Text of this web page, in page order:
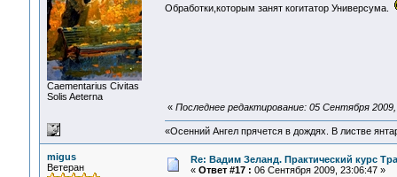
Сaementarius Civitas
Solis Aeterna
Обработки,которым занят когитатор Универсума.
« Последнее редактирование: 05 Сентября
«Осенний Ангел прячется в дождях. В листве
migus
Ветеран
Re: Вадим Зеланд. Практический курс
« Ответ #17 : 06 Сентября 2009, 23:06:47 »